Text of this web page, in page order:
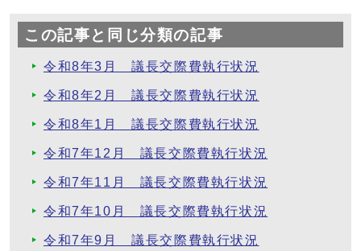
この記事と同じ分類の記事
令和8年3月 議長交際費執行状況
令和8年2月 議長交際費執行状況
令和8年1月 議長交際費執行状況
令和7年12月 議長交際費執行状況
令和7年11月 議長交際費執行状況
令和7年10月 議長交際費執行状況
令和7年9月 議長交際費執行状況